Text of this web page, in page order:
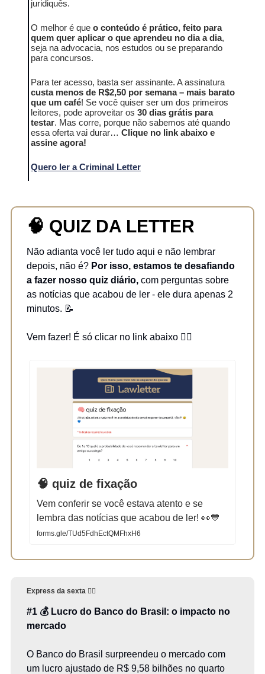
juridiquês.
O melhor é que o conteúdo é prático, feito para
quem quer aplicar o que aprendeu no dia a dia,
seja na advocacia, nos estudos ou se preparando
para concursos.
Para ter acesso, basta ser assinante. A assinatura
custa menos de R$2,50 por semana – mais barato
que um café! Se você quiser ser um dos primeiros
leitores, pode aproveitar os 30 dias grátis para
testar. Mas corre, porque não sabemos até quando
essa oferta vai durar… Clique no link abaixo e
assine agora!
Quero ler a Criminal Letter
🧠 QUIZ DA LETTER
Não adianta você ler tudo aqui e não lembrar
depois, não é? Por isso, estamos te desafiando
a fazer nosso quiz diário, com perguntas sobre
as notícias que acabou de ler - ele dura apenas 2
minutos. 📝
Vem fazer! É só clicar no link abaixo 👇🏻
🧠 quiz de fixação
Vem conferir se você estava atento e se
lembra das notícias que acabou de ler! 👀💙
forms.gle/TUd5FdhEctQMFhxH6
Express da sexta 👇🏻
#1 💰 Lucro do Banco do Brasil: o impacto no
mercado
O Banco do Brasil surpreendeu o mercado com
um lucro ajustado de R$ 9,58 bilhões no quarto